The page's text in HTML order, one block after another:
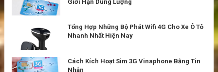
Giới Hạn Dung Lượng
Tổng Hợp Những Bộ Phát Wifi 4G Cho Xe Ô Tô
Nhanh Nhất Hiện Nay
Cách Kích Hoạt Sim 3G Vinaphone Bằng Tin
Nhắn